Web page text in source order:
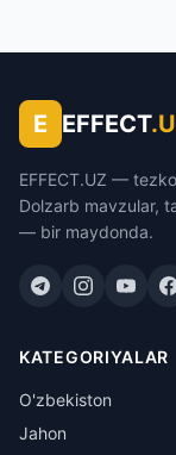
E EFFECT
EFFECT.UZ —
Dolzarb mavzular,
— bir maydonda.
KATEGORIYALAR
O'zbekiston
Jahon